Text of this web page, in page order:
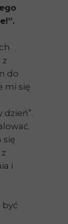
z
do
mi się
się
i
być